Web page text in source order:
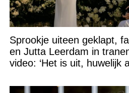
Sprookje uiteen geklapt,
en Jutta Leerdam in
video: ‘Het is uit, huwelijk